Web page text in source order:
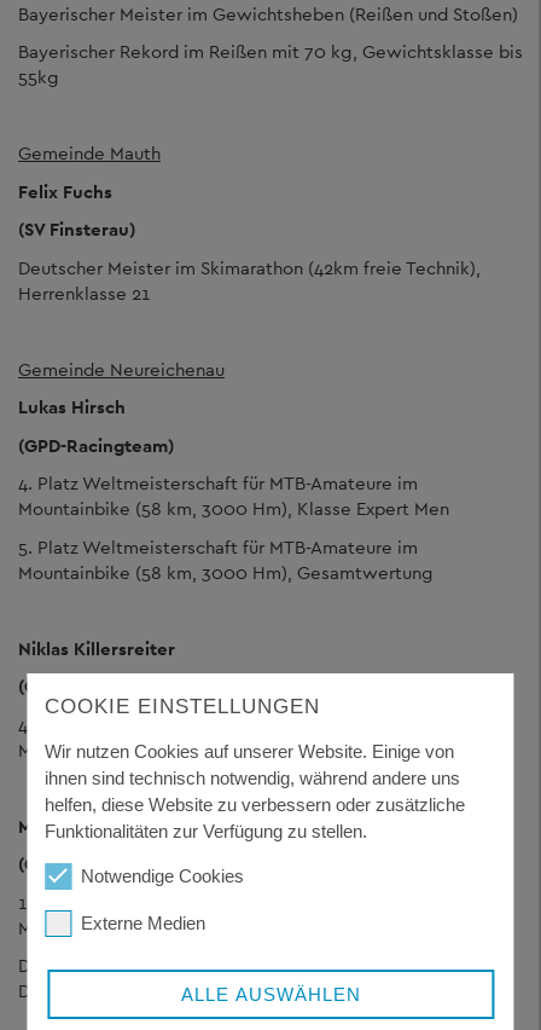
Bayerischer Meister im Gewichtsheben (Reißen und Stoßen)
Bayerischer Rekord im Reißen mit 70 kg, Gewichtsklasse bis
55kg
Gemeinde Mauth
Felix Fuchs
(SV Finsterau)
Deutscher Meister im Skimarathon (42km freie Technik),
Herrenklasse 21
Gemeinde Neureichenau
Lukas Hirsch
(GPD-Racingteam)
4. Platz Weltmeisterschaft für MTB-Amateure im
Mountainbike (58 km, 3000 Hm), Klasse Expert Men
5. Platz Weltmeisterschaft für MTB-Amateure im
Mountainbike (58 km, 3000 Hm), Gesamtwertung
Niklas Killersreiter
(GPD-Racingteam)
4. Platz Weltmeisterschaft für MTB-Amateure im
Mountainbike (42 km, 2000 Hm), Klasse Youth Men
Michaela Barz-Herold
(GPD-Racingteam)
1. Platz Weltmeisterschaft für MTB-Amateure im
Mountainbike (58 km, 3000 Hm), Damenwertung
Deutsche Meisterin im Skimarathon (42km, freie Technik),
Damenklasse 36
COOKIE EINSTELLUNGEN
Wir nutzen Cookies auf unserer Website. Einige von
ihnen sind technisch notwendig, während andere uns
helfen, diese Website zu verbessern oder zusätzliche
Funktionalitäten zur Verfügung zu stellen.
Notwendige Cookies
Externe Medien
ALLE AUSWÄHLEN